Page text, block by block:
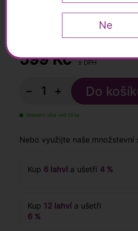
91 / 100
599Kč s DPH
− +
Skladem více než 10 ks
Nebo využijte naše množstevní
Kup 6 lahvía ušetři 4 %
Kup 12 lahvía ušetři
6 %
Ne